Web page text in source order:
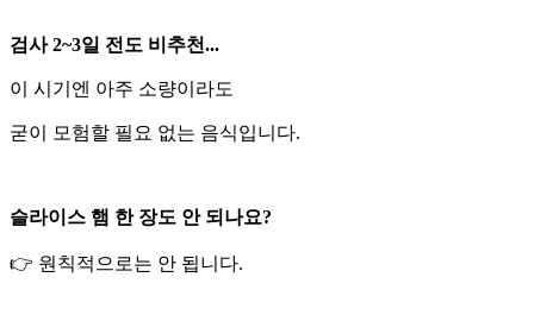
검사 2~3일 전도 비추천...
이 시기엔 아주 소량이라도
굳이 모험할 필요 없는 음식입니다.
슬라이스 햄 한 장도 안 되나요?
👉 원칙적으로는 안 됩니다.